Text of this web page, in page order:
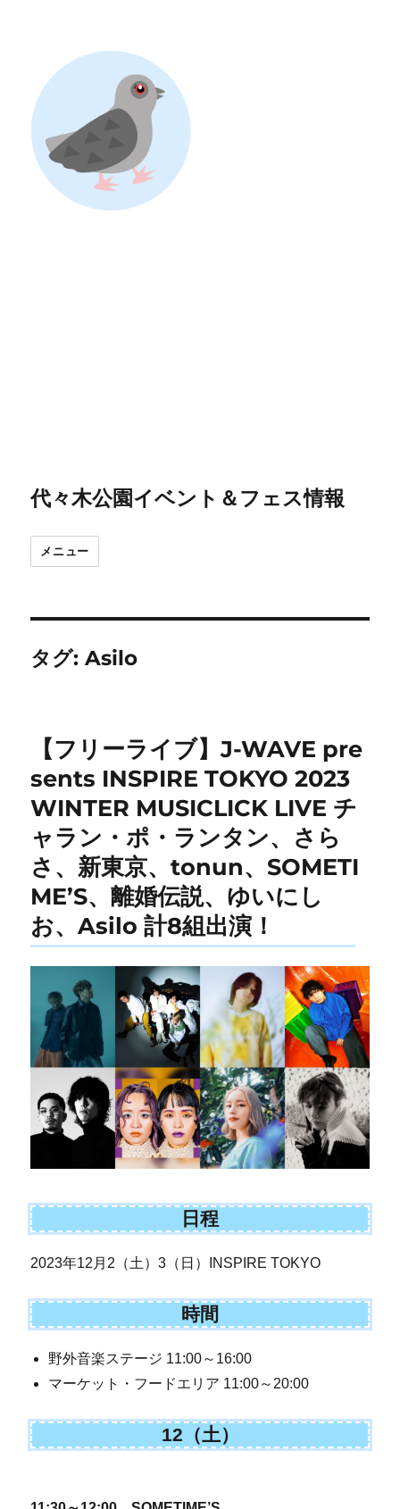
代々木公園イベント＆フェス情報
メニュー
タグ:Asilo
【フリーライブ】J-WAVE pre
sents INSPIRE TOKYO 2023
WINTER MUSICLICK LIVE チ
ャラン・ポ・ランタン、さら
さ、新東京、tonun、SOMETI
ME’S、離婚伝説、ゆいにし
お、Asilo 計8組出演！
日程
2023年12月2（土）3（日）INSPIRE TOKYO
時間
野外音楽ステージ 11:00～16:00
マーケット・フードエリア 11:00～20:00
12（土）